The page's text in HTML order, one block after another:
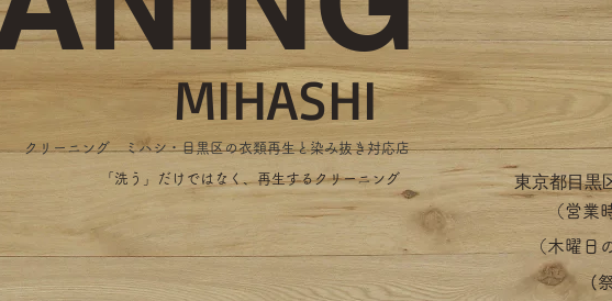
MIHASHI
​クリーニング ミハシ・目黒区の衣類再生と染み抜き対応店
​「洗う」だけではなく、再生するクリーニング 東京都目黒
（営業
（木曜日
​(